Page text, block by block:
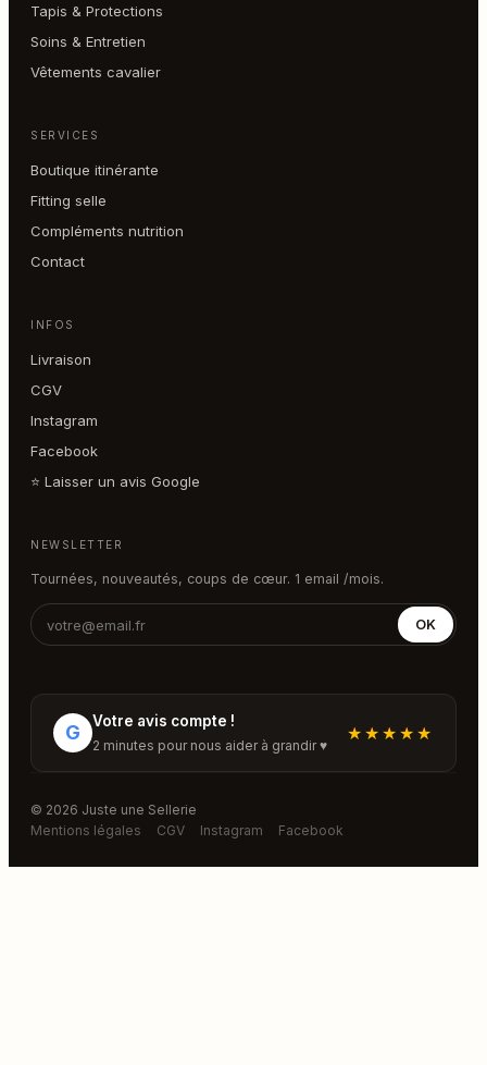
Tapis & Protections
Soins & Entretien
Vêtements cavalier
SERVICES
Boutique itinérante
Fitting selle
Compléments nutrition
Contact
INFOS
Livraison
CGV
Instagram
Facebook
⭐ Laisser un avis Google
NEWSLETTER
Tournées, nouveautés, coups de cœur. 1 email /mois.
OK
G Votre avis compte !
2 minutes pour nous aider à grandir ♥
★★★★★
© 2026 Juste une Sellerie
Mentions légales
CGV Instagram Facebook